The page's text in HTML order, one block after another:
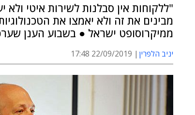
"ללקוחות אין סבלנות לשירות איטי ולא
מבינים את זה ולא יאמצו את
ממיקרוסופט ישראל ● בשבוע הענן
יניב הלפרין 22/09/2019 17:48